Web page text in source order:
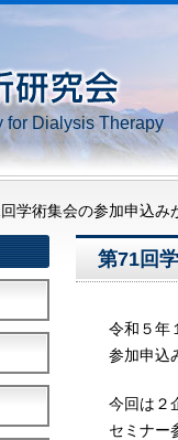
for Dialysis Therapy
学術集会の参加申込み
第71回
令和５年
参加申込
今回は２
セミナー